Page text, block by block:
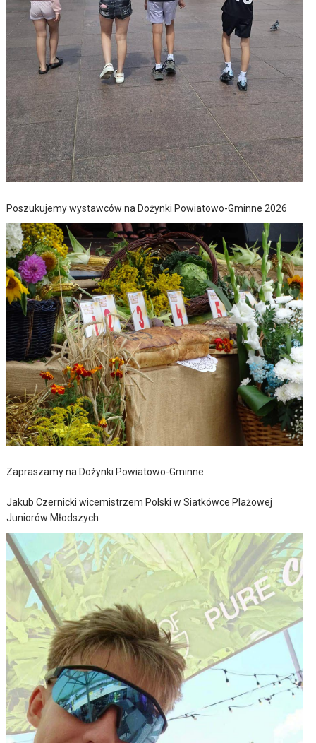
Poszukujemy wystawców na Dożynki Powiatowo-Gminne 2026
Zapraszamy na Dożynki Powiatowo-Gminne
Jakub Czernicki wicemistrzem Polski w Siatkówce Plażowej
Juniorów Młodszych